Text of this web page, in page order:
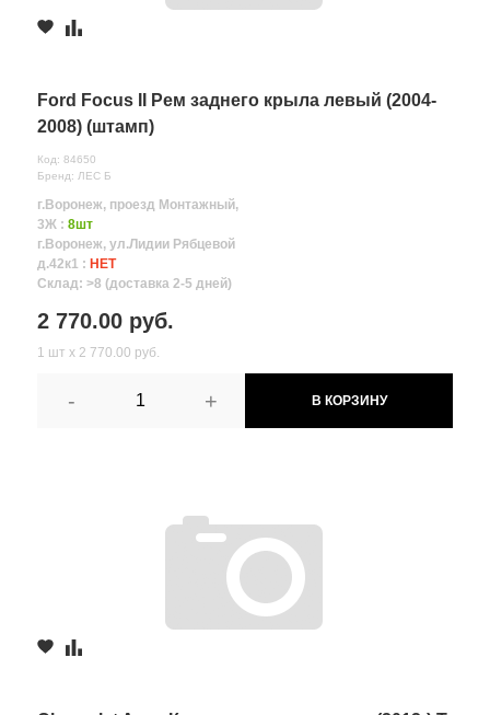
Ford Focus II Рем заднего крыла левый (2004-
2008) (штамп)
Код: 84650
Бренд: ЛЕС Б
г.Воронеж, проезд Монтажный,
3Ж : 8шт
г.Воронеж, ул.Лидии Рябцевой
д.42к1 : НЕТ
Склад: >8 (доставка 2-5 дней)
2 770.00 руб.
1 шт х 2 770.00 руб.
- + В КОРЗИНУ